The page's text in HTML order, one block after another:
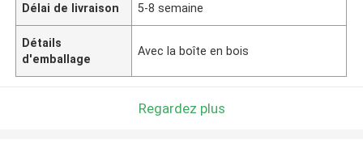
Délai de livraison 5-8 semaine
Détails
d'emballage
Avec la boîte en bois
Regardez plus